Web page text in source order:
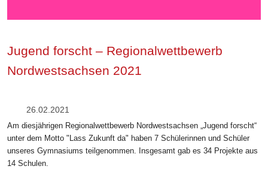
Jugend forscht – Regionalwettbewerb
Nordwestsachsen 2021
26.02.2021
Am diesjährigen Regionalwettbewerb Nordwestsachsen „Jugend forscht“
unter dem Motto "Lass Zukunft da" haben 7 Schülerinnen und Schüler
unseres Gymnasiums teilgenommen. Insgesamt gab es 34 Projekte aus
14 Schulen.